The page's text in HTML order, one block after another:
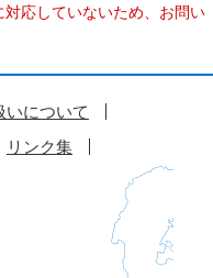
応していないため、お問い
いについて
リンク集